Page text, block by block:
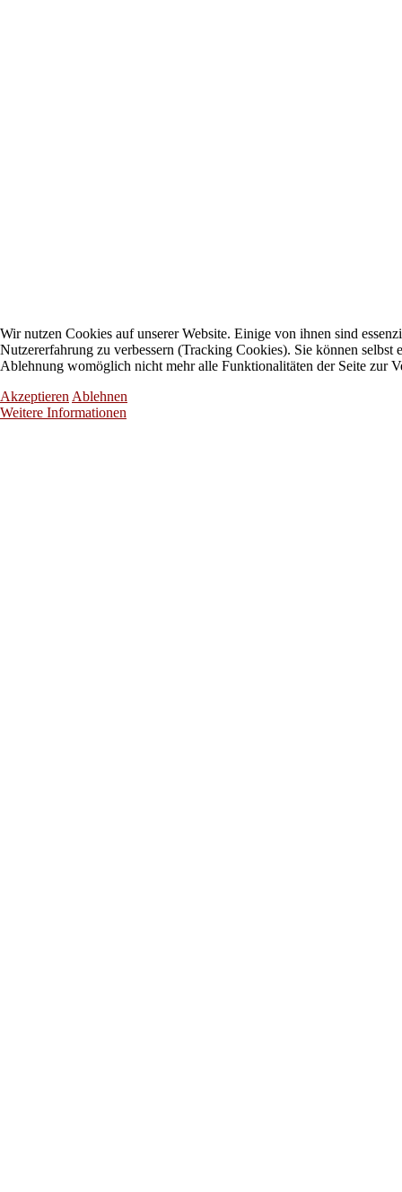
Wir nutzen Cookies auf unserer Website. Einige von ihnen sind
Nutzererfahrung zu verbessern (Tracking Cookies). Sie können selbst
Ablehnung womöglich nicht mehr alle Funktionalitäten der Seite zur
Akzeptieren Ablehnen
Weitere Informationen